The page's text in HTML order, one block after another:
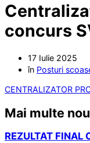
concurs
17 Iulie 2025
în Posturi
CENTRALIZATOR
Mai multe
REZULTAT FINAL